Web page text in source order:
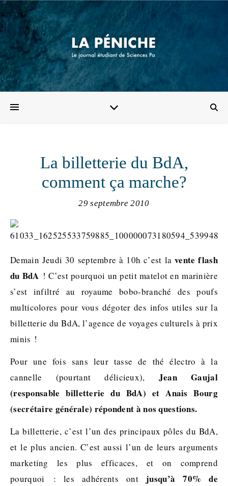
La billetterie du BdA,
comment ça marche?
29 septembre 2010
Demain Jeudi 30 septembre à 10h c’est lavente flash
du BdA ! C’est pourquoi un petit matelot en marinière
s’est infiltré au royaume bobo-branché des poufs
multicolores pour vous dégoter des infos utiles sur la
billetterie du BdA, l’agence de voyages culturels à prix
minis !
Pour une fois sans leur tasse de thé électro à la
cannelle (pourtant délicieux), Jean Gaujal
(responsable billetterie du BdA) et Anais Bourg
(secrétaire générale) répondent à nos questions.
La billetterie, c’est l’un des principaux pôles du BdA,
et le plus ancien. C’est aussi l’un de leurs arguments
marketing les plus efficaces, et on comprend
pourquoi : les adhérents ontjusqu’à 70% de